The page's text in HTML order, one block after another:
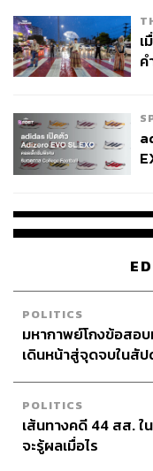
ภาพ:
ใครที่ได้อ่านหนังสือขอ
ด้วยความที่ฉบับหนังสื
จึงเป็นเหมือนการน
โวหาร และคนอ่านถูก
ที่เกิดขึ้น ข้อที่ควรระ
อันได้แก่ The Osage
สอบสวนกลางที่ใครๆ
หนังของ Scorsese
Burkhart
Mollie Burkhart
สาวชาวโอเซจผู้ซึ่งเ
ข้อที่ควรระบุอย่างทัน
William King Hale
และได้รับการนับหน้
เ
ค
POLITICS
มหากาพย์โกงข้อสอ
เดินหน้าสู่จุดจบในสั
POLITICS
เส้นทางคดี 44 สส. ใ
จะรู้ผลเมื่อไร